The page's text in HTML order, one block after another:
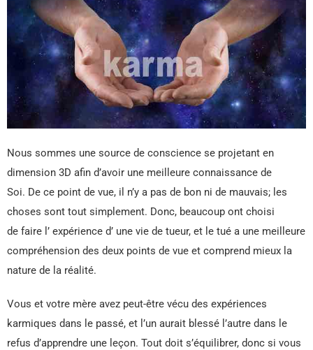
Nous sommes une source de conscience se projetant en
dimension 3D afin d’avoir une meilleure connaissance de
Soi. De ce point de vue, il n’y a pas de bon ni de mauvais; les
choses sont tout simplement. Donc, beaucoup ont choisi
de faire l’ expérience d’ une vie de tueur, et le tué a une meilleure
compréhension des deux points de vue et comprend mieux la
nature de la réalité.
Vous et votre mère avez peut-être vécu des expériences
karmiques dans le passé, et l’un aurait blessé l’autre dans le
refus d’apprendre une leçon. Tout doit s’équilibrer, donc si vous